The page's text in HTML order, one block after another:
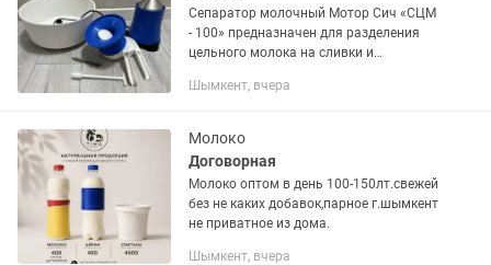
Сепаратор молочный Мотор Сич «СЦМ
- 100» предназначен для разделения
цельного молока на сливки и
одновременной очисткой от
молоку не менее 80...
Шымкент, вчера
Молоко
Договорная
Молоко оптом в день 100-150лт.свежей
без не каких добавок,парное г.шымкент
не приватное из дома.
Шымкент, вчера